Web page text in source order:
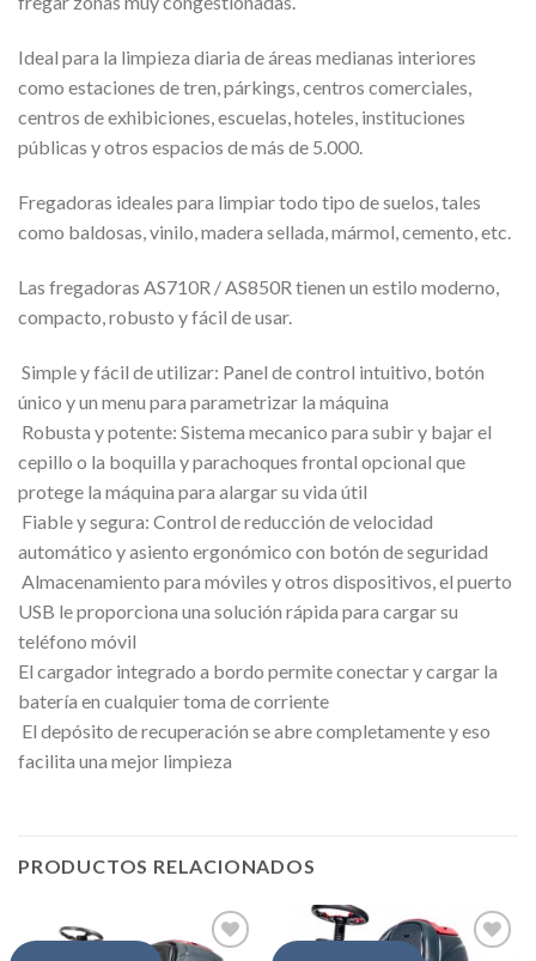
Ideal para la limpieza diaria de áreas medianas interiores
como estaciones de tren, párkings, centros comerciales,
centros de exhibiciones, escuelas, hoteles, instituciones
públicas y otros espacios de más de 5.000.
Fregadoras ideales para limpiar todo tipo de suelos, tales
como baldosas, vinilo, madera sellada, mármol, cemento, etc.
Las fregadoras AS710R / AS850R tienen un estilo moderno,
compacto, robusto y fácil de usar.
 Simple y fácil de utilizar: Panel de control intuitivo, botón
único y un menu para parametrizar la máquina
 Robusta y potente: Sistema mecanico para subir y bajar el
cepillo o la boquilla y parachoques frontal opcional que
protege la máquina para alargar su vida útil
 Fiable y segura: Control de reducción de velocidad
automático y asiento ergonómico con botón de seguridad
 Almacenamiento para móviles y otros dispositivos, el puerto
USB le proporciona una solución rápida para cargar su
teléfono móvil
El cargador integrado a bordo permite conectar y cargar la
batería en cualquier toma de corriente
 El depósito de recuperación se abre completamente y eso
facilita una mejor limpieza
PRODUCTOS RELACIONADOS